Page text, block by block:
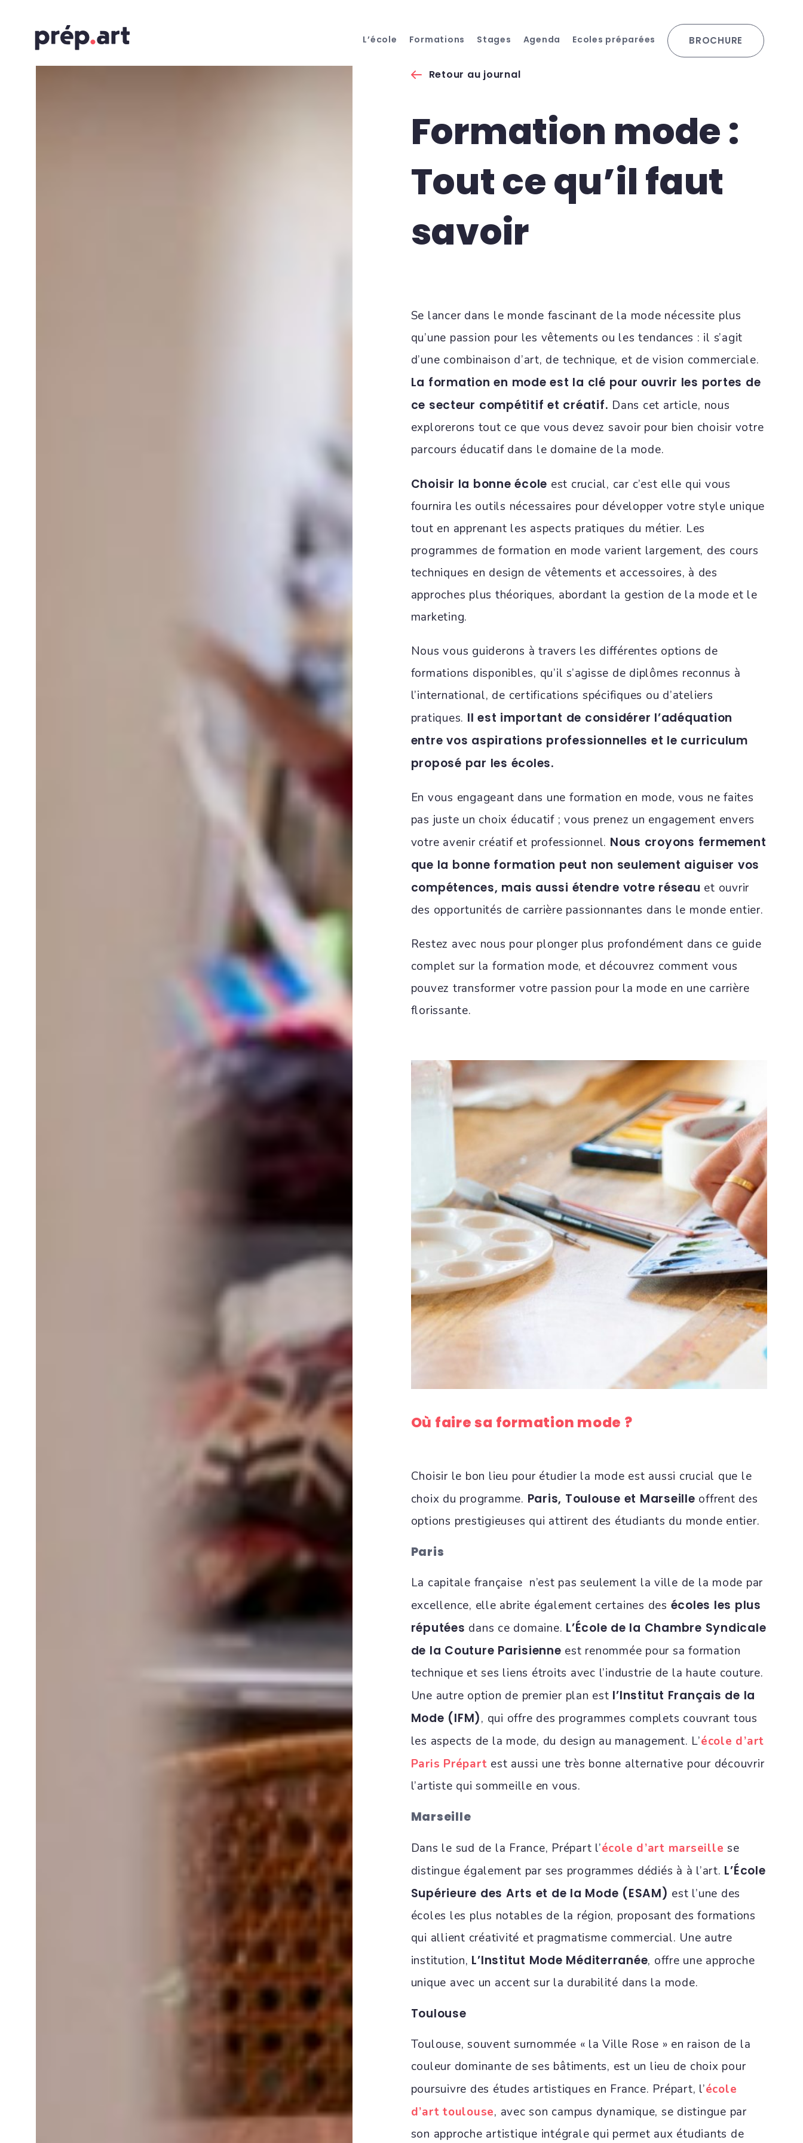
L’école Formations Stages Agenda Ecoles préparées BROCHURE
Retour au journal
Formation mode :
Tout ce qu’il faut
savoir
Se lancer dans le monde fascinant de la mode nécessite plus
qu’une passion pour les vêtements ou les tendances : il s’agit
d’une combinaison d’art, de technique, et de vision commerciale.
La formation en mode est la clé pour ouvrir les portes de
ce secteur compétitif et créatif. Dans cet article, nous
explorerons tout ce que vous devez savoir pour bien choisir votre
parcours éducatif dans le domaine de la mode.
Choisir la bonne école est crucial, car c’est elle qui vous
fournira les outils nécessaires pour développer votre style unique
tout en apprenant les aspects pratiques du métier. Les
programmes de formation en mode varient largement, des cours
techniques en design de vêtements et accessoires, à des
approches plus théoriques, abordant la gestion de la mode et le
marketing.
Nous vous guiderons à travers les différentes options de
formations disponibles, qu’il s’agisse de diplômes reconnus à
l’international, de certifications spécifiques ou d’ateliers
pratiques. Il est important de considérer l’adéquation
entre vos aspirations professionnelles et le curriculum
proposé par les écoles.
En vous engageant dans une formation en mode, vous ne faites
pas juste un choix éducatif ; vous prenez un engagement envers
votre avenir créatif et professionnel. Nous croyons fermement
que la bonne formation peut non seulement aiguiser vos
compétences, mais aussi étendre votre réseau et ouvrir
des opportunités de carrière passionnantes dans le monde entier.
Restez avec nous pour plonger plus profondément dans ce guide
complet sur la formation mode, et découvrez comment vous
pouvez transformer votre passion pour la mode en une carrière
florissante.
Où faire sa formation mode ?
Choisir le bon lieu pour étudier la mode est aussi crucial que le
choix du programme. Paris, Toulouse et Marseille offrent des
options prestigieuses qui attirent des étudiants du monde entier.
Paris
La capitale française n’est pas seulement la ville de la mode par
excellence, elle abrite également certaines des écoles les plus
réputées dans ce domaine. L’École de la Chambre Syndicale
de la Couture Parisienne est renommée pour sa formation
technique et ses liens étroits avec l’industrie de la haute couture.
Une autre option de premier plan est l’Institut Français de la
Mode (IFM), qui offre des programmes complets couvrant tous
les aspects de la mode, du design au management. L’école d’art
Paris Prépart est aussi une très bonne alternative pour découvrir
l’artiste qui sommeille en vous.
Marseille
Dans le sud de la France, Prépart l’école d’art marseille se
distingue également par ses programmes dédiés à à l’art. L’École
Supérieure des Arts et de la Mode (ESAM) est l’une des
écoles les plus notables de la région, proposant des formations
qui allient créativité et pragmatisme commercial. Une autre
institution, L’Institut Mode Méditerranée, offre une approche
unique avec un accent sur la durabilité dans la mode.
Toulouse
Toulouse, souvent surnommée « la Ville Rose » en raison de la
couleur dominante de ses bâtiments, est un lieu de choix pour
poursuivre des études artistiques en France. Prépart, l’école
d’art toulouse, avec son campus dynamique, se distingue par
son approche artistique intégrale qui permet aux étudiants de